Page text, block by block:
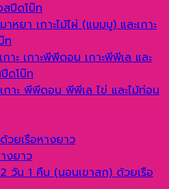
สปีดโบ๊ท
หยา เกาะไม้ไผ่ (แบมบู) และเกาะ
ท
าะ เกาะพีพีดอน เกาะพีพีเล และ
ปีดโบ๊ท
กาะ พีพีดอน พีพีเล ไข่ และไม้ท่อน
วยเรือหางยาว
งยาว
วัน 1 คืน (นอนเขาสก) ด้วยเรือ